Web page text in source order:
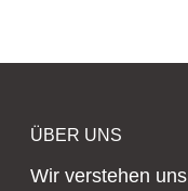
ÜBER UNS
Wir verstehen